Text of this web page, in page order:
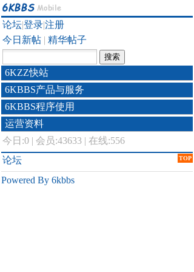
论坛|登录|注册
今日新帖 | 精华帖子
6KZZ快站
6KBBS产品与服务
6KBBS程序使用
运营资料
今日:0 | 会员:43633 | 在线:556
TOP
论坛
Powered By 6kbbs